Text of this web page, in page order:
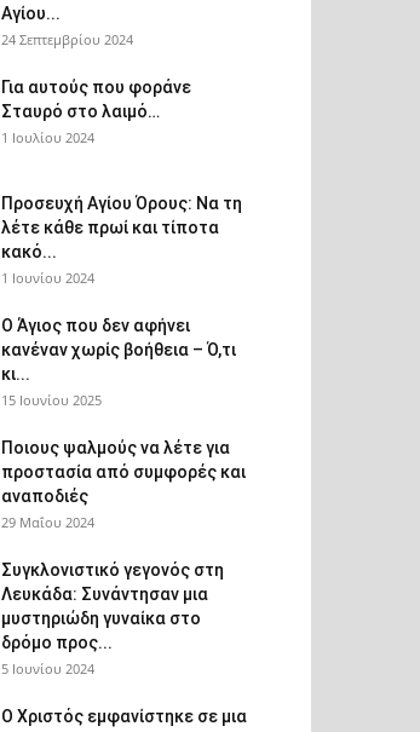
Αγίου...
24 Σεπτεμβρίου 2024
Για αυτούς που φοράνε
Σταυρό στο λαιμό…
1 Ιουλίου 2024
Προσευχή Αγίου Όρους: Να τη
λέτε κάθε πρωί και τίποτα
κακό...
1 Ιουνίου 2024
Ο Άγιος που δεν αφήνει
κανέναν χωρίς βοήθεια – Ό,τι
κι...
15 Ιουνίου 2025
Ποιους ψαλμούς να λέτε για
προστασία από συμφορές και
αναποδιές
29 Μαΐου 2024
Συγκλονιστικό γεγονός στη
Λευκάδα: Συνάντησαν μια
μυστηριώδη γυναίκα στο
δρόμο προς...
5 Ιουνίου 2024
Ο Χριστός εμφανίστηκε σε μια